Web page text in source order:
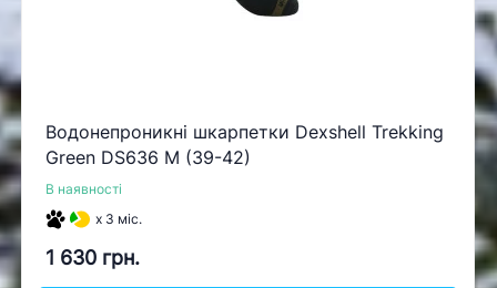
Водонепроникні шкарпетки Dexshell Trekking
Green DS636 M (39-42)
В наявності
x 3 міс.
1 630 грн.